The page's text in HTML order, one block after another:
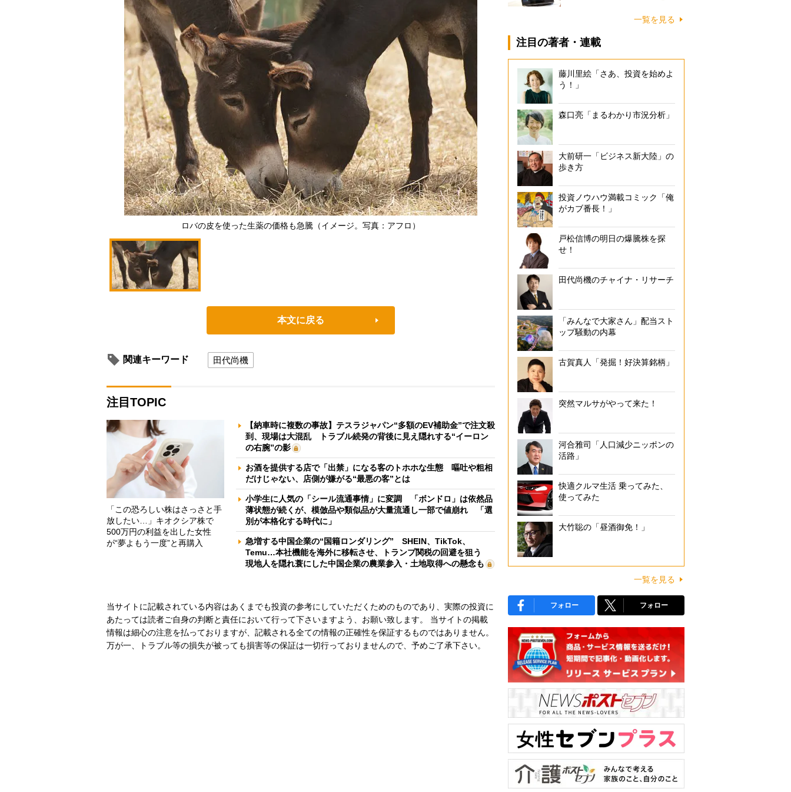
ロバの皮を使った生薬の価格も急騰（イメージ。写真：アフロ）
本文に戻る
関連キーワード 田代尚機
注目TOPIC
「この恐ろしい株はさっさと手
放したい…」キオクシア株で
500万円の利益を出した女性
が“夢よもう一度”と再購入
【納車時に複数の事故】テスラジャパン“多額のEV補助金”で注文殺
到、現場は大混乱 トラブル続発の背後に見え隠れする“イーロン
の右腕”の影
お酒を提供する店で「出禁」になる客のトホホな生態 嘔吐や粗相
だけじゃない、店側が嫌がる“最悪の客”とは
小学生に人気の「シール流通事情」に変調 「ボンドロ」は依然品
薄状態が続くが、模倣品や類似品が大量流通し一部で値崩れ 「選
別が本格化する時代に」
急増する中国企業の“国籍ロンダリング” SHEIN、TikTok、
Temu…本社機能を海外に移転させ、トランプ関税の回避を狙う
現地人を隠れ蓑にした中国企業の農業参入・土地取得への懸念も
当サイトに記載されている内容はあくまでも投資の参考にしていただくためのものであり、実際の投資に
あたっては読者ご自身の判断と責任において行って下さいますよう、お願い致します。 当サイトの掲載
情報は細心の注意を払っておりますが、記載される全ての情報の正確性を保証するものではありません。
万が一、トラブル等の損失が被っても損害等の保証は一切行っておりませんので、予めご了承下さい。
一覧を見る
注目の著者・連載
藤川里絵「さあ、投資を始めよ
う！」
森口亮「まるわかり市況分析」
大前研一「ビジネス新大陸」の
歩き方
投資ノウハウ満載コミック「俺
がカブ番長！」
戸松信博の明日の爆騰株を探
せ！
田代尚機のチャイナ・リサーチ
「みんなで大家さん」配当スト
ップ騒動の内幕
古賀真人「発掘！好決算銘柄」
突然マルサがやって来た！
河合雅司「人口減少ニッポンの
活路」
快適クルマ生活 乗ってみた、
使ってみた
大竹聡の「昼酒御免！」
一覧を見る
フォロー フォロー